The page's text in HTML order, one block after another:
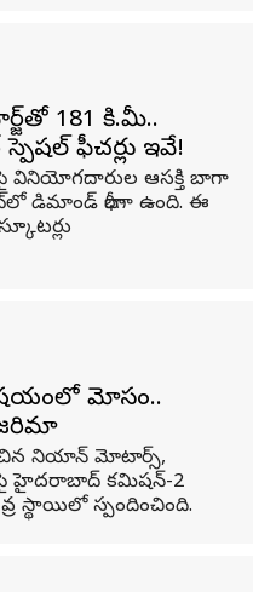
181 కి.మీ..
ఫీచర్లు ఇవే!
వినియోగదారుల ఆసక్తి బాగా
డిమాండ్ భారీగా ఉంది. ఈ
మోసం..
నియాన్ మోటార్స్,
హైదరాబాద్‌ కమిషన్-2
స్పందించింది.